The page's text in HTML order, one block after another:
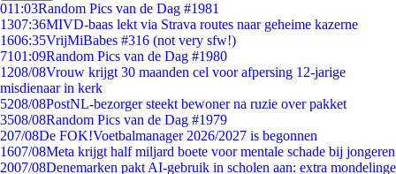
011:03Random Pics van de Dag #1981
1307:36MIVD-baas lekt via Strava routes naar geheime kazerne
1606:35VrijMiBabes #316 (not very sfw!)
7101:09Random Pics van de Dag #1980
1208/08Vrouw krijgt 30 maanden cel voor afpersing 12-jarige
misdienaar in kerk
5208/08PostNL-bezorger steekt bewoner na ruzie over pakket
3508/08Random Pics van de Dag #1979
207/08De FOK!Voetbalmanager 2026/2027 is begonnen
1607/08Meta krijgt half miljard boete voor mentale schade bij jongeren
2007/08Denemarken pakt AI-gebruik in scholen aan: extra mondelinge